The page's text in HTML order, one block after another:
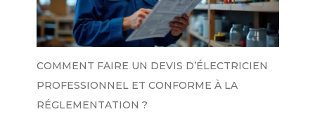
COMMENT FAIRE UN DEVIS D’ÉLECTRICIEN
PROFESSIONNEL ET CONFORME À LA
RÉGLEMENTATION ?